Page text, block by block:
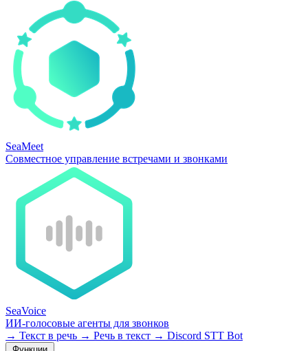
SeaMeet
Совместное управление встречами и звонками
SeaVoice
ИИ-голосовые агенты для звонков
→ Текст в речь → Речь в текст → Discord STT Bot